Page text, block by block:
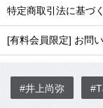
特定商取引法に基づ
[有料会員限定] お問
#井上尚弥